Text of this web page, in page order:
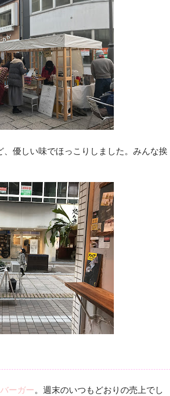
優しい味でほっこりしました。みんな挨
ーガー。週末のいつもどおりの売上でし